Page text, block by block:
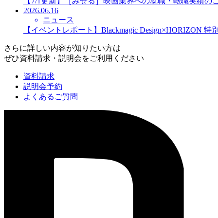
2026.06.16
ニュース
【イベントレポート】Blackmagic Design×HORIZON 特
さらに詳しい内容が知りたい方は
ぜひ資料請求・説明会をご利用ください
資料請求
説明会予約
よくあるご質問